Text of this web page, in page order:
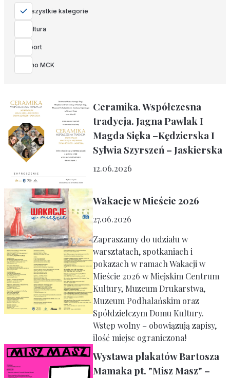
Wszystkie kategorie
Kultura
Sport
Kino MCK
Ceramika. Współczesna
tradycja. Jagna Pawlak I
Magda Sięka –Kędzierska I
Sylwia Szyrszeń – Jaskierska
12.06.2026
Wakacje w Mieście 2026
27.06.2026
Zapraszamy do udziału w
warsztatach, spotkaniach i
pokazach w ramach Wakacji w
Mieście 2026 w Miejskim Centrum
Kultury, Muzeum Drukarstwa,
Muzeum Podhalańskim oraz
Spółdzielczym Domu Kultury.
Wstęp wolny – obowiązują zapisy,
ilość miejsc ograniczona!
Wystawa plakatów Bartosza
Mamaka pt. "Misz Masz" –